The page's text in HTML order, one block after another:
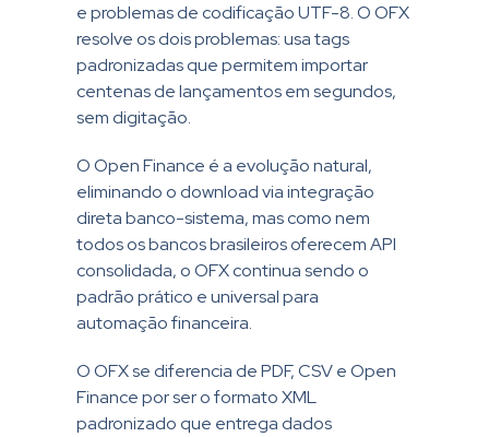
e problemas de codificação UTF-8. O OFX
resolve os dois problemas: usa tags
padronizadas que permitem importar
centenas de lançamentos em segundos,
sem digitação.
O Open Finance é a evolução natural,
eliminando o download via integração
direta banco-sistema, mas como nem
todos os bancos brasileiros oferecem API
consolidada, o OFX continua sendo o
padrão prático e universal para
automação financeira.
O OFX se diferencia de PDF, CSV e Open
Finance por ser o formato XML
padronizado que entrega dados